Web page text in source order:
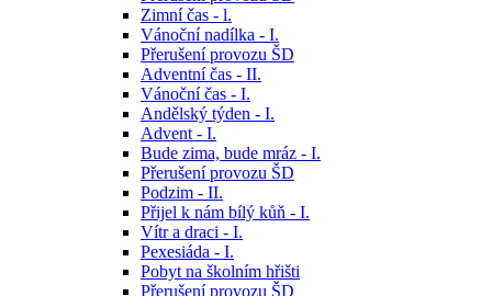
Zimní čas - l.
Vánoční nadílka - I.
Přerušení provozu ŠD
Adventní čas - II.
Vánoční čas - I.
Andělský týden - I.
Advent - I.
Bude zima, bude mráz - I.
Přerušení provozu ŠD
Podzim - II.
Přijel k nám bílý kůň - I.
Vítr a draci - I.
Pexesiáda - I.
Pobyt na školním hřišti
Přerušení provozu ŠD